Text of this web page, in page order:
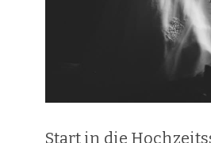
Start in die